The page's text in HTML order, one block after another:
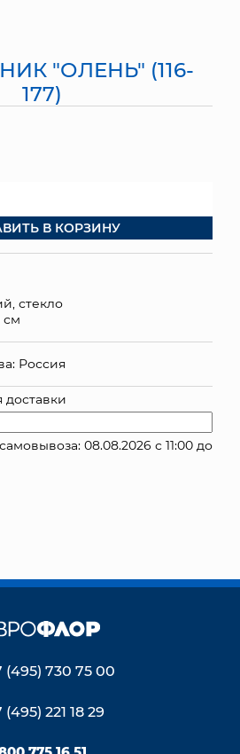
ЯЩИКИ
СУНДУКИ
ЦВЕТЫ
КАРТЫ
КЛИЕНТАМ
И ОПЛАТА
"ОЛЕНЬ" (116-
177)
В КОРЗИНУ
стекло
см
Россия
08.08.2026 с 11:00 до
(495) 730 75 00
(495) 221 18 29